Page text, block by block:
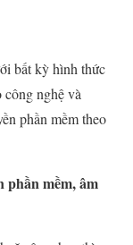
bất kỳ hình thức
công nghệ và
phần mềm theo
phần mềm, âm